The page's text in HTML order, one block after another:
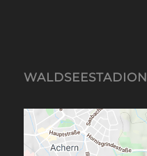
WALDSEESTADION